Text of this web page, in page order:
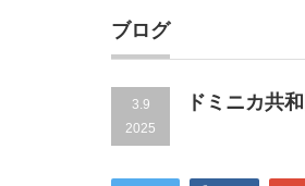
ブログ
3.9
2025
ドミニカ共